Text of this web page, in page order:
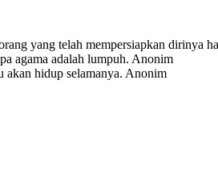
yang telah mempersiapkan dirinya
agama adalah lumpuh. Anonim
akan hidup selamanya. Anonim